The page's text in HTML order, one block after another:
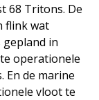
68 Tritons. De
flink wat
in
operationele
En de marine
vloot te